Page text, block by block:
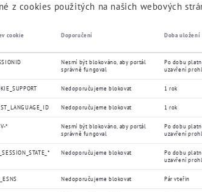
z cookies použitých na našich webových
cookie Doporučení Doba uložení
Nesmí být blokováno, aby portál
správně fungoval
Po dobu
uzavření
Nedoporučujeme blokovat 1 rok
Nedoporučujeme blokovat 1 rok
*
Nesmí být blokováno, aby portál
správně fungoval
Po dobu
uzavření
Nedoporučujeme blokovat
Po dobu
uzavření
Nedoporučujeme blokovat Pár vteřin